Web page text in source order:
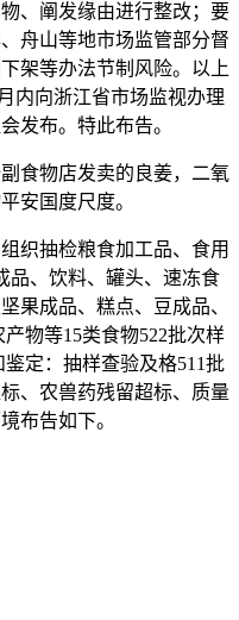
、阐发缘由进行整改；要
舟山等地市场监管部分督
架等办法节制风险。以上
内向浙江省市场监视办理
发布。特此布告。
物店发卖的良姜，二氧
安国度尺度。
抽检粮食加工品、食用
品、饮料、罐头、速冻食
果成品、糕点、豆成品、
物等15类食物522批次样
定：抽样查验及格511批
、农兽药残留超标、质量
布告如下。